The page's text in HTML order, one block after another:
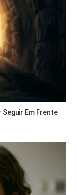
Seguir Em Frente